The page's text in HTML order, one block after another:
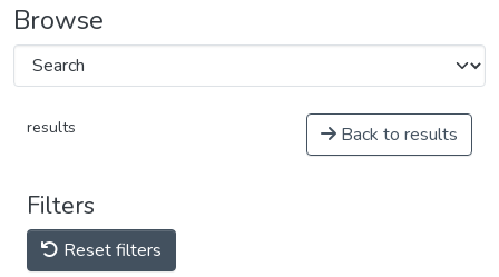
Browse
results Back to results
Filters
Reset filters